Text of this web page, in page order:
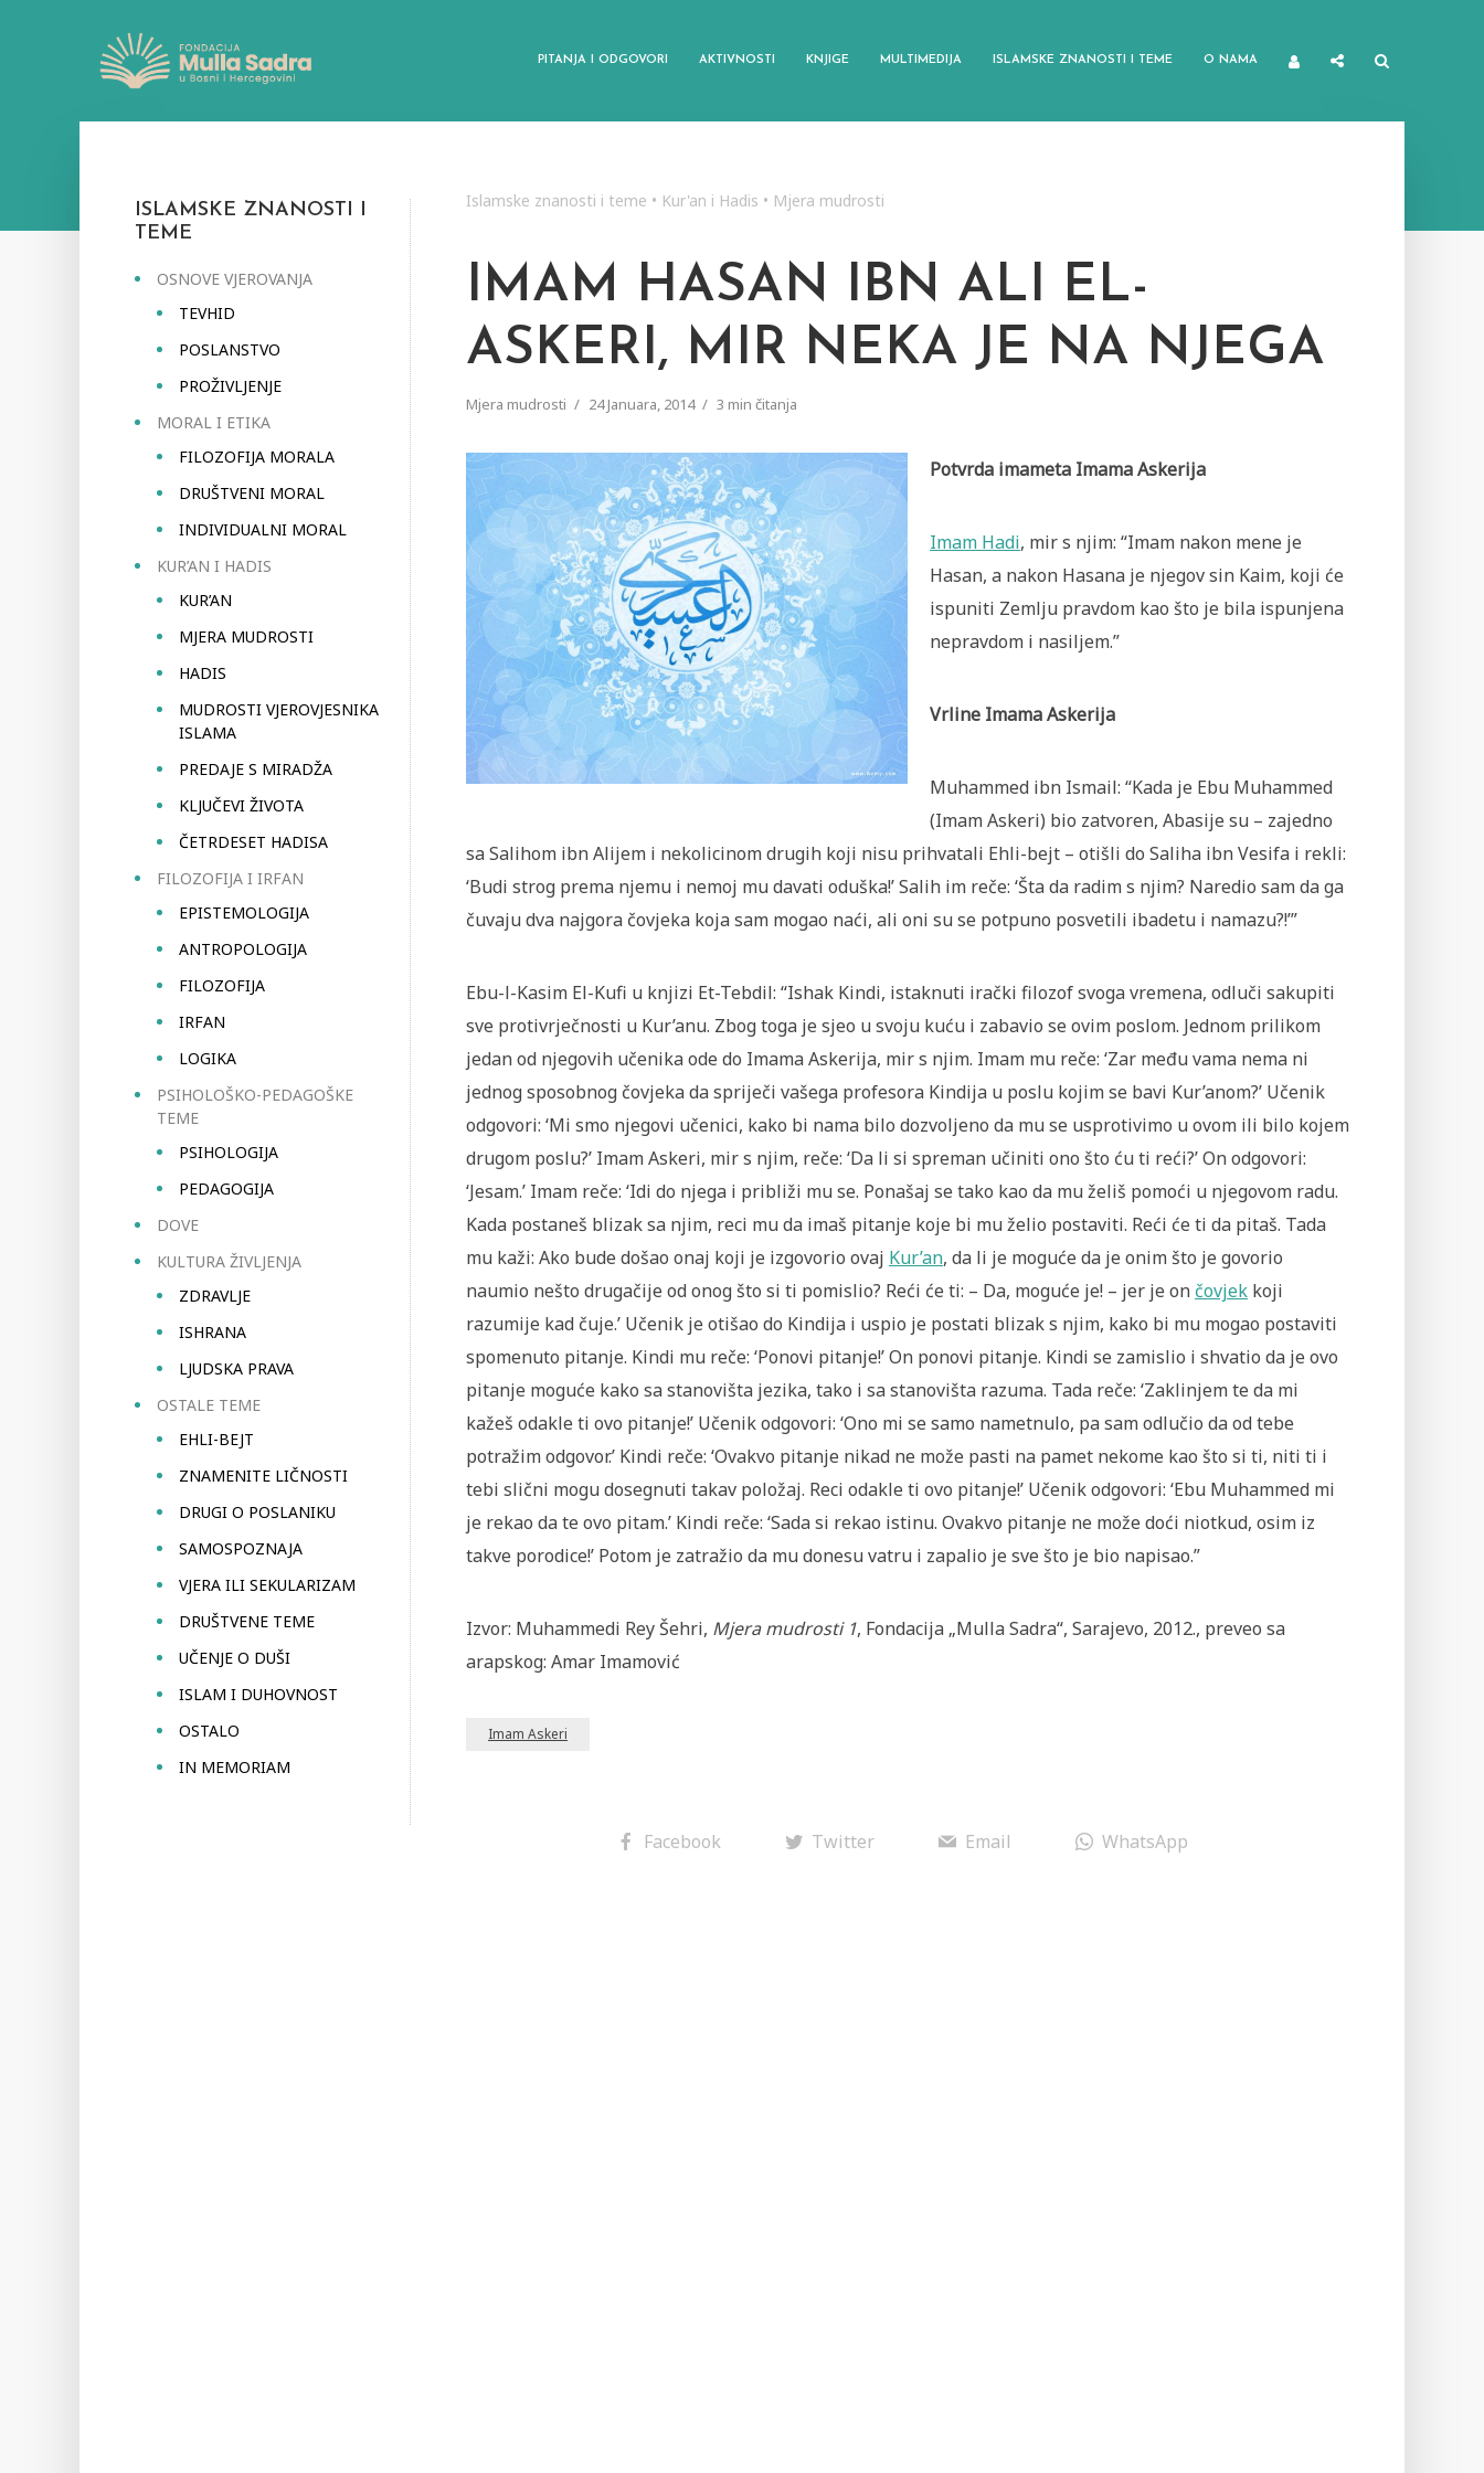
PITANJA I ODGOVORI AKTIVNOSTI KNJIGE MULTIMEDIJA ISLAMSKE ZNANOSTI I TEME O NAMA
ISLAMSKE ZNANOSTI I
TEME
OSNOVE VJEROVANJA
TEVHID
POSLANSTVO
PROŽIVLJENJE
MORAL I ETIKA
FILOZOFIJA MORALA
DRUŠTVENI MORAL
INDIVIDUALNI MORAL
KUR’AN I HADIS
KUR’AN
MJERA MUDROSTI
HADIS
MUDROSTI VJEROVJESNIKA
ISLAMA
PREDAJE S MIRADŽA
KLJUČEVI ŽIVOTA
ČETRDESET HADISA
FILOZOFIJA I IRFAN
EPISTEMOLOGIJA
ANTROPOLOGIJA
FILOZOFIJA
IRFAN
LOGIKA
PSIHOLOŠKO-PEDAGOŠKE
TEME
PSIHOLOGIJA
PEDAGOGIJA
DOVE
KULTURA ŽIVLJENJA
ZDRAVLJE
ISHRANA
LJUDSKA PRAVA
OSTALE TEME
EHLI-BEJT
ZNAMENITE LIČNOSTI
DRUGI O POSLANIKU
SAMOSPOZNAJA
VJERA ILI SEKULARIZAM
DRUŠTVENE TEME
UČENJE O DUŠI
ISLAM I DUHOVNOST
OSTALO
IN MEMORIAM
Islamske znanosti i teme • Kur'an i Hadis • Mjera mudrosti
IMAM HASAN IBN ALI EL-
ASKERI, MIR NEKA JE NA NJEGA
Mjera mudrosti 24 Januara, 2014 3 min čitanja
Potvrda imameta Imama Askerija
Imam Hadi, mir s njim: “Imam nakon mene je
Hasan, a nakon Hasana je njegov sin Kaim, koji će
ispuniti Zemlju pravdom kao što je bila ispunjena
nepravdom i nasiljem.”
Vrline Imama Askerija
Muhammed ibn Ismail: “Kada je Ebu Muhammed
(Imam Askeri) bio zatvoren, Abasije su – zajedno
sa Salihom ibn Alijem i nekolicinom drugih koji nisu prihvatali Ehli-bejt – otišli do Saliha ibn Vesifa i rekli:
‘Budi strog prema njemu i nemoj mu davati oduška!’ Salih im reče: ‘Šta da radim s njim? Naredio sam da ga
čuvaju dva najgora čovjeka koja sam mogao naći, ali oni su se potpuno posvetili ibadetu i namazu?!’”
Ebu-l-Kasim El-Kufi u knjizi Et-Tebdil: “Ishak Kindi, istaknuti irački filozof svoga vremena, odluči sakupiti
sve protivrječnosti u Kur’anu. Zbog toga je sjeo u svoju kuću i zabavio se ovim poslom. Jednom prilikom
jedan od njegovih učenika ode do Imama Askerija, mir s njim. Imam mu reče: ‘Zar među vama nema ni
jednog sposobnog čovjeka da spriječi vašega profesora Kindija u poslu kojim se bavi Kur’anom?’ Učenik
odgovori: ‘Mi smo njegovi učenici, kako bi nama bilo dozvoljeno da mu se usprotivimo u ovom ili bilo kojem
drugom poslu?’ Imam Askeri, mir s njim, reče: ‘Da li si spreman učiniti ono što ću ti reći?’ On odgovori:
‘Jesam.’ Imam reče: ‘Idi do njega i približi mu se. Ponašaj se tako kao da mu želiš pomoći u njegovom radu.
Kada postaneš blizak sa njim, reci mu da imaš pitanje koje bi mu želio postaviti. Reći će ti da pitaš. Tada
mu kaži: Ako bude došao onaj koji je izgovorio ovaj Kur’an, da li je moguće da je onim što je govorio
naumio nešto drugačije od onog što si ti pomislio? Reći će ti: – Da, moguće je! – jer je on čovjek koji
razumije kad čuje.’ Učenik je otišao do Kindija i uspio je postati blizak s njim, kako bi mu mogao postaviti
spomenuto pitanje. Kindi mu reče: ‘Ponovi pitanje!’ On ponovi pitanje. Kindi se zamislio i shvatio da je ovo
pitanje moguće kako sa stanovišta jezika, tako i sa stanovišta razuma. Tada reče: ‘Zaklinjem te da mi
kažeš odakle ti ovo pitanje!’ Učenik odgovori: ‘Ono mi se samo nametnulo, pa sam odlučio da od tebe
potražim odgovor.’ Kindi reče: ‘Ovakvo pitanje nikad ne može pasti na pamet nekome kao što si ti, niti ti i
tebi slični mogu dosegnuti takav položaj. Reci odakle ti ovo pitanje!’ Učenik odgovori: ‘Ebu Muhammed mi
je rekao da te ovo pitam.’ Kindi reče: ‘Sada si rekao istinu. Ovakvo pitanje ne može doći niotkud, osim iz
takve porodice!’ Potom je zatražio da mu donesu vatru i zapalio je sve što je bio napisao.”
Izvor: Muhammedi Rey Šehri, Mjera mudrosti 1, Fondacija „Mulla Sadra“, Sarajevo, 2012., preveo sa
arapskog: Amar Imamović
Imam Askeri
Facebook Twitter Email WhatsApp